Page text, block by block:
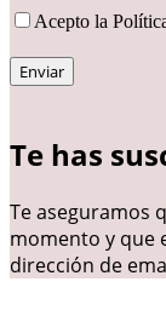
Acepto la
Te has
Te aseguramos
momento y que
dirección de